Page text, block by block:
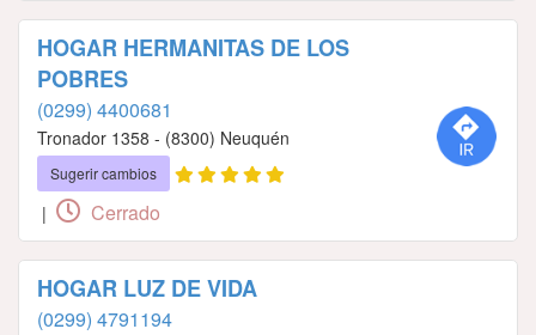
HOGAR HERMANITAS DE LOS
POBRES
(0299) 4400681
Tronador 1358 - (8300) Neuquén
Sugerir cambios
| Cerrado
HOGAR LUZ DE VIDA
(0299) 4791194